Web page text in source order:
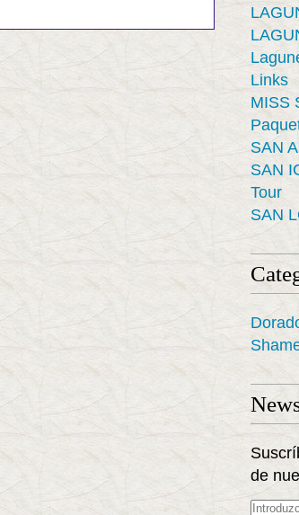
Links
MISS
SAN
SAN
Tour
SAN
de